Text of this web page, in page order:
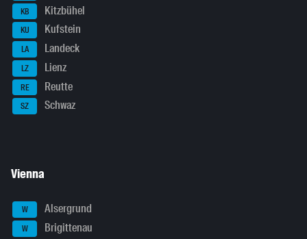
KB Kitzbühel
KU Kufstein
LA Landeck
LZ Lienz
RE Reutte
SZ Schwaz
Vienna
W Alsergrund
W Brigittenau